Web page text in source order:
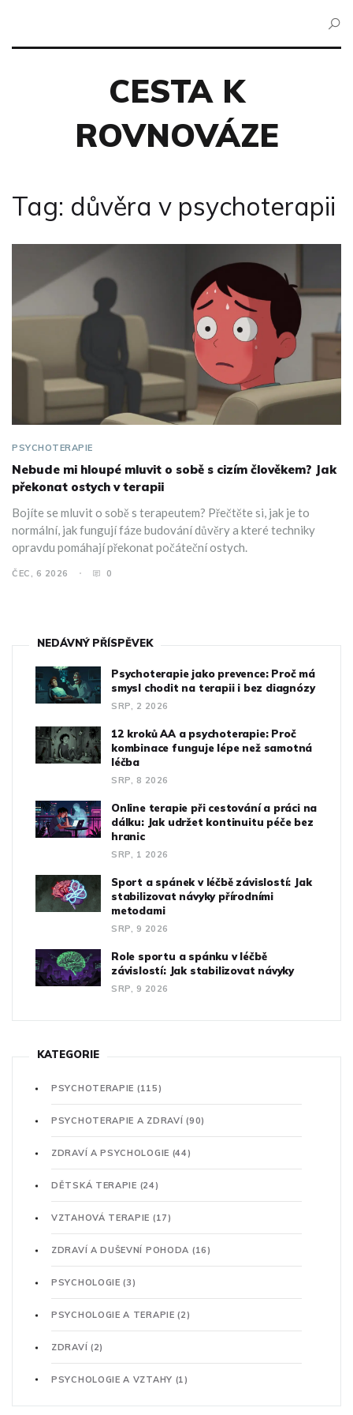
CESTA K
ROVNOVÁZE
Tag: důvěra v psychoterapii
PSYCHOTERAPIE
Nebude mi hloupé mluvit o sobě s cizím člověkem? Jak
překonat ostych v terapii
Bojíte se mluvit o sobě s terapeutem? Přečtěte si, jak je to
normální, jak fungují fáze budování důvěry a které techniky
opravdu pomáhají překonat počáteční ostych.
ČEC, 6 2026 0
NEDÁVNÝ PŘÍSPĚVEK
Psychoterapie jako prevence: Proč má
smysl chodit na terapii i bez diagnózy
SRP, 2 2026
12 kroků AA a psychoterapie: Proč
kombinace funguje lépe než samotná
léčba
SRP, 8 2026
Online terapie při cestování a práci na
dálku: Jak udržet kontinuitu péče bez
hranic
SRP, 1 2026
Sport a spánek v léčbě závislostí: Jak
stabilizovat návyky přírodními
metodami
SRP, 9 2026
Role sportu a spánku v léčbě
závislostí: Jak stabilizovat návyky
SRP, 9 2026
KATEGORIE
PSYCHOTERAPIE (115)
PSYCHOTERAPIE A ZDRAVÍ(90)
ZDRAVÍ A PSYCHOLOGIE (44)
DĚTSKÁ TERAPIE (24)
VZTAHOVÁ TERAPIE (17)
ZDRAVÍ A DUŠEVNÍ POHODA (16)
PSYCHOLOGIE(3)
PSYCHOLOGIE A TERAPIE(2)
ZDRAVÍ (2)
PSYCHOLOGIE A VZTAHY (1)